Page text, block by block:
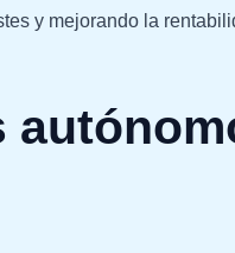
y mejorando la